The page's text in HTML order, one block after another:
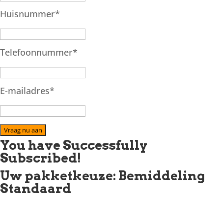
Huisnummer*
Telefoonnummer*
E-mailadres*
Vraag nu aan
You have Successfully
Subscribed!
Uw pakketkeuze: Bemiddeling
Standaard